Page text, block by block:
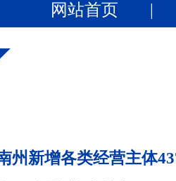
网站首页 |
州新增各类经营主体